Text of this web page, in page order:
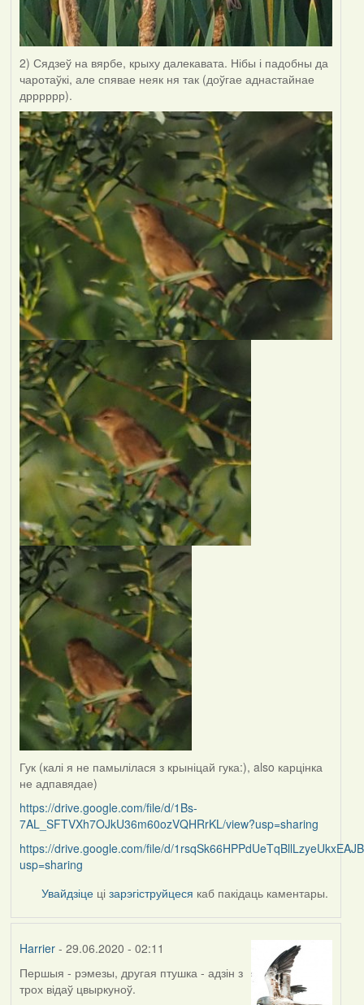
2) Сядзеў на вярбе, крыху далекавата. Нібы і падобны да
чаротаўкі, але спявае неяк ня так (доўгае аднастайнае
дрррррр).
Гук (калі я не памылілася з крыніцай гука:), also карцінка
не адпавядае)
https://drive.google.com/file/d/1Bs-
7AL_SFTVXh7OJkU36m60ozVQHRrKL/view?usp=sharing
https://drive.google.com/file/d/
usp=sharing
Увайдзіце цізарэгіструйцеся каб пакідаць каментары.
Harrier- 29.06.2020 - 02:11
In
reply
Першыя - рэмезы, другая птушка - адзін з
трох відаў цвыркуноў.